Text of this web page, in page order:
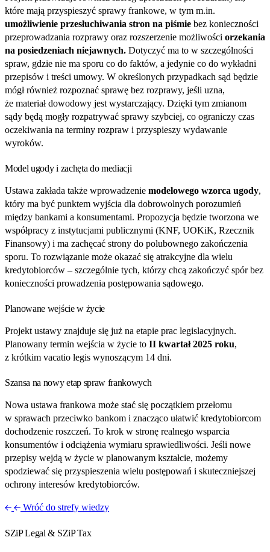
które mają przyspieszyć sprawy frankowe, w tym m.in.
umożliwienie przesłuchiwania stron na piśmie bez konieczności
przeprowadzania rozprawy oraz rozszerzenie możliwości orzekania
na posiedzeniach niejawnych. Dotyczyć ma to w szczególności
spraw, gdzie nie ma sporu co do faktów, a jedynie co do wykładni
przepisów i treści umowy. W określonych przypadkach sąd będzie
mógł również rozpoznać sprawę bez rozprawy, jeśli uzna,
że materiał dowodowy jest wystarczający. Dzięki tym zmianom
sądy będą mogły rozpatrywać sprawy szybciej, co ograniczy czas
oczekiwania na terminy rozpraw i przyspieszy wydawanie
wyroków.
Model ugody i zachęta do mediacji
Ustawa zakłada także wprowadzenie modelowego wzorca ugody,
który ma być punktem wyjścia dla dobrowolnych porozumień
między bankami a konsumentami. Propozycja będzie tworzona we
współpracy z instytucjami publicznymi (KNF, UOKiK, Rzecznik
Finansowy) i ma zachęcać strony do polubownego zakończenia
sporu. To rozwiązanie może okazać się atrakcyjne dla wielu
kredytobiorców – szczególnie tych, którzy chcą zakończyć spór bez
konieczności prowadzenia postępowania sądowego.
Planowane wejście w życie
Projekt ustawy znajduje się już na etapie prac legislacyjnych.
Planowany termin wejścia w życie to II kwartał 2025 roku,
z krótkim vacatio legis wynoszącym 14 dni.
Szansa na nowy etap spraw frankowych
Nowa ustawa frankowa może stać się początkiem przełomu
w sprawach przeciwko bankom i znacząco ułatwić kredytobiorcom
dochodzenie roszczeń. To krok w stronę realnego wsparcia
konsumentów i odciążenia wymiaru sprawiedliwości. Jeśli nowe
przepisy wejdą w życie w planowanym kształcie, możemy
spodziewać się przyspieszenia wielu postępowań i skuteczniejszej
ochrony interesów kredytobiorców.
Wróć do strefy wiedzy
SZiP Legal & SZiP Tax